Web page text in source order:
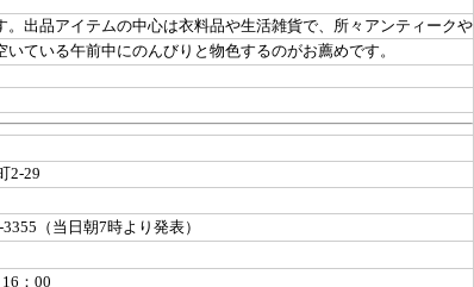
出品アイテムの中心は衣料品や生活雑貨で、所々アンティークや
ている午前中にのんびりと物色するのがお薦めです。
2-29
（当日朝7時より発表）
：00